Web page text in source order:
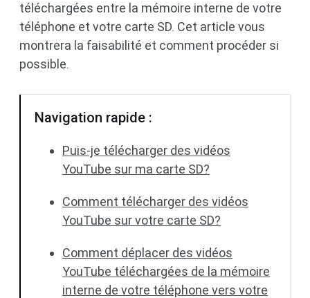
téléchargées entre la mémoire interne de votre
téléphone et votre carte SD. Cet article vous
montrera la faisabilité et comment procéder si
possible.
Navigation rapide :
Puis-je télécharger des vidéos
YouTube sur ma carte SD?
Comment télécharger des vidéos
YouTube sur votre carte SD?
Comment déplacer des vidéos
YouTube téléchargées de la mémoire
interne de votre téléphone vers votre